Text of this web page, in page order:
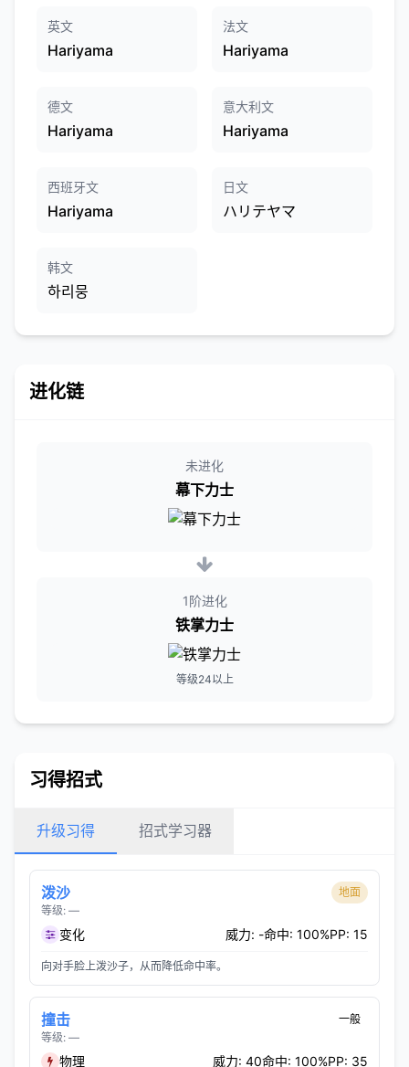
英文
Hariyama
法文
Hariyama
德文
Hariyama
意大利文
Hariyama
西班牙文
Hariyama
日文
ハリテヤマ
韩文
하리뭉
进化链
未进化
幕下力士
1阶进化
铁掌力士
等级24以上
习得招式
升级习得 招式学习器
泼沙
等级: —
地面
变化 威力: -命中: 100%PP: 15
向对手脸上泼沙子，从而降低命中率。
撞击
等级: —
一般
物理 威力: 40命中: 100%PP: 35